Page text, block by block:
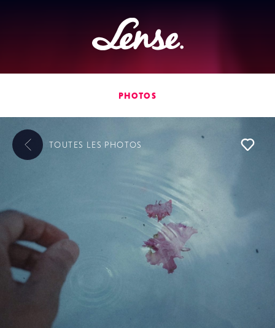
Lense
PHOTOS
TOUTES LES PHOTOS